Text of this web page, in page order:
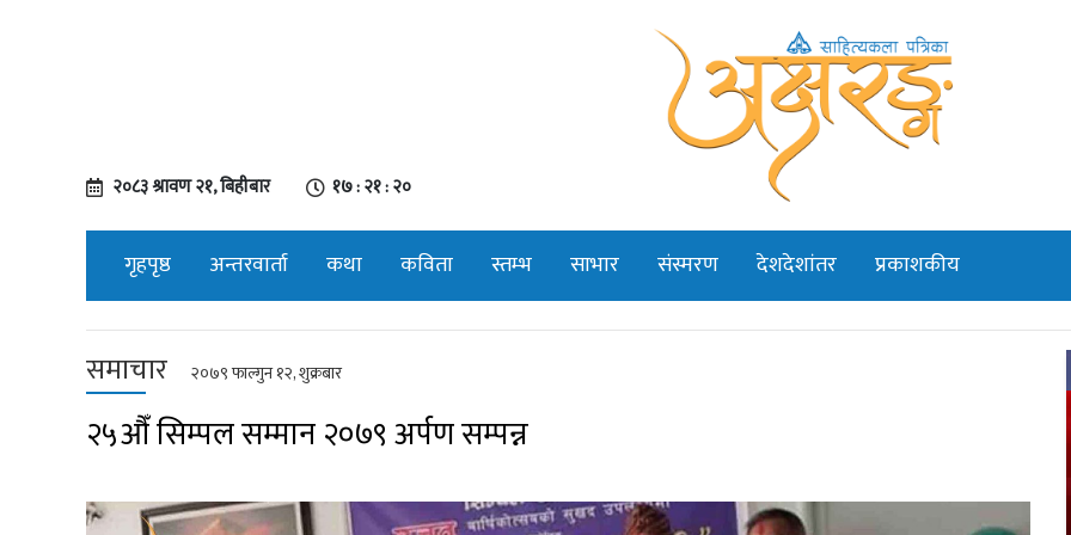
२०८३ श्रावण २१, बिहीबार १७ : २१ : २१
गृहपृष्ठ अन्तरवार्ता कथा कविता स्तम्भ साभार संस्मरण देशदेशांतर प्रकाशकीय
समाचार २०७९ फाल्गुन १२, शुक्रबार
२५औँ सिम्पल सम्मान २०७९ अर्पण सम्पन्न